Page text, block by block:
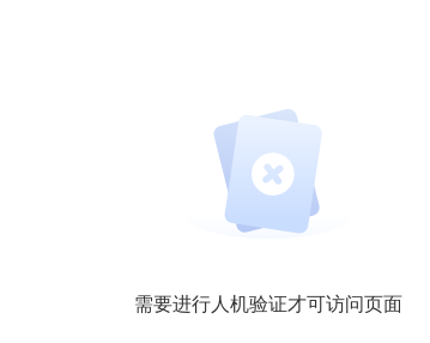
需要进行人机验证才可访问页面